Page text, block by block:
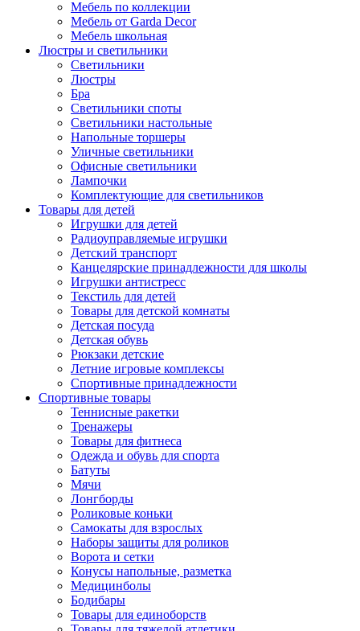
Мебель по коллекции
Мебель от Garda Decor
Мебель школьная
Люстры и светильники
Светильники
Люстры
Бра
Светильники споты
Светильники настольные
Напольные торшеры
Уличные светильники
Офисные светильники
Лампочки
Комплектующие для светильников
Товары для детей
Игрушки для детей
Радиоуправляемые игрушки
Детский транспорт
Канцелярские принадлежности для школы
Игрушки антистресс
Текстиль для детей
Товары для детской комнаты
Детская посуда
Детская обувь
Рюкзаки детские
Летние игровые комплексы
Спортивные принадлежности
Спортивные товары
Теннисные ракетки
Тренажеры
Товары для фитнеса
Одежда и обувь для спорта
Батуты
Мячи
Лонгборды
Роликовые коньки
Самокаты для взрослых
Наборы защиты для роликов
Ворота и сетки
Конусы напольные, разметка
Медицинболы
Бодибары
Товары для единоборств